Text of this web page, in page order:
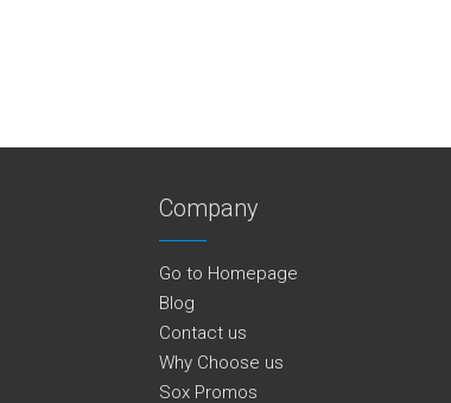
Company
Go to Homepage
Blog
Contact us
Why Choose us
Sox Promos